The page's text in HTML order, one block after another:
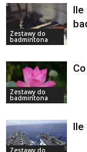
Zestawy do
badmintona
Ile
Zestawy do
badmintona
Zestawy do
Ile